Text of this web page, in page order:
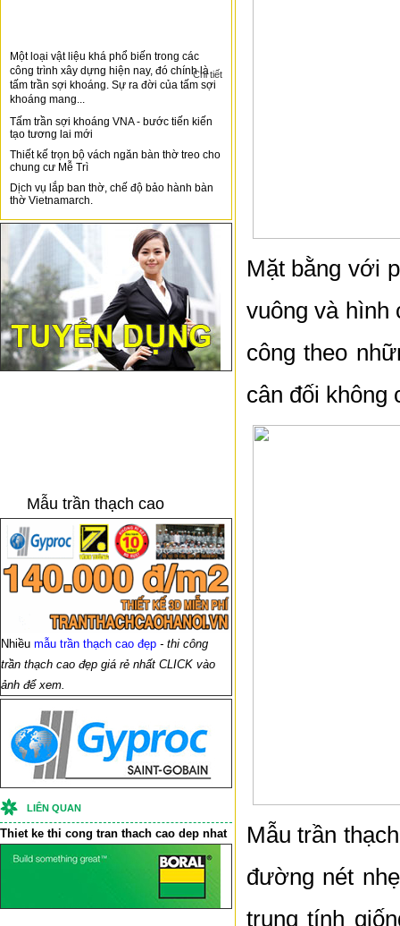
Một loại vật liệu khá phổ biến trong các
công trình xây dựng hiện nay, đó chính là
tấm trần sợi khoáng. Sự ra đời của tấm sợi
khoáng mang...
Chi tiết
Tấm trần sợi khoáng VNA - bước tiến kiến
tạo tương lai mới
Thiết kế trọn bộ vách ngăn bàn thờ treo cho
chung cư Mễ Trì
Dịch vụ lắp ban thờ, chế độ bảo hành bàn
thờ Vietnamarch.
Mẫu trần thạch cao
Nhiều mẫu trần thạch cao đẹp - thi công
trần thạch cao đẹp giá rẻ nhất CLICK vào
ảnh để xem.
LIÊN QUAN
Thiet ke thi cong tran thach cao dep nhat
Mặt bằng với
vuông và hình
công theo
cân đối không
Mẫu trần
đường nét
trung tính